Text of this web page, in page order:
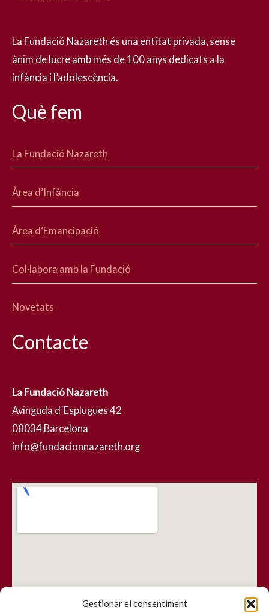
Gestionar el consentiment
La Fundació Nazareth és una entitat privada, sense
ànim de lucre amb més de 100 anys dedicats a la
infància i l’adolescència.
Què fem
La Fundació Nazareth
Àrea d’Infància
Àrea d’Emancipació
Col·labora amb la Fundació
Novetats
Contacte
La Fundació Nazareth
Avinguda d´Esplugues 42
08034 Barcelona
info@fundacionnazareth.org